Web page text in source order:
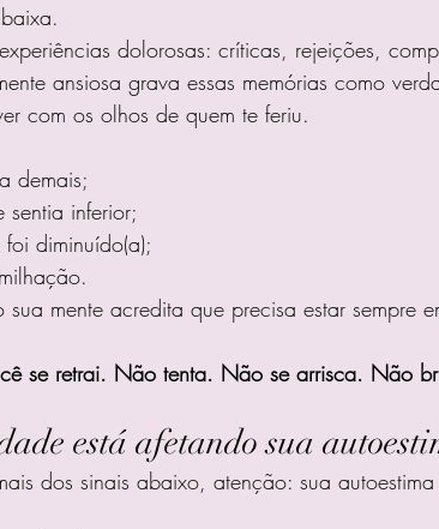
dolorosas: críticas, rejeições,
ansiosa grava essas memórias como
com os olhos de quem te feriu.
demais;
sentia inferior;
diminuído(a);
mente acredita que precisa estar sempre
se retrai. Não tenta. Não se arrisca. Não
está afetando sua
dos sinais abaixo, atenção: sua